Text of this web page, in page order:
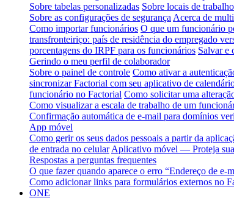
Sobre tabelas personalizadas Sobre locais de trabalho
Sobre as configurações de segurança Acerca de
Como importar funcionários O que um funcionário
transfronteiriço: país de residência do empregado
porcentagens do IRPF para os funcionários Salvar e
Gerindo o meu perfil de colaborador
Sobre o painel de controle Como ativar a
sincronizar Factorial com seu aplicativo de
funcionário no Factorial Como solicitar uma
Como visualizar a escala de trabalho de um
Confirmação automática de e-mail para domínios
App móvel
Como gerir os seus dados pessoais a partir da
de entrada no celular Aplicativo móvel — Proteja
Respostas a perguntas frequentes
O que fazer quando aparece o erro “Endereço de e-
Como adicionar links para formulários externos no
ONE